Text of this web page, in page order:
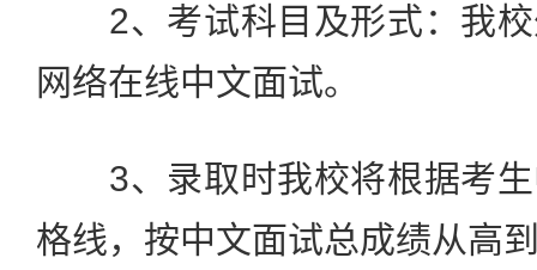
2、考试科目及形式：我校
网络在线中文面试。
3、录取时我校将根据考生
格线，按中文面试总成绩从高